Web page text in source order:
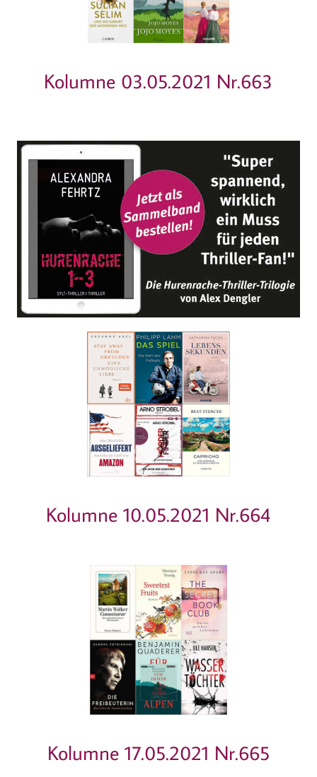
Kolumne 03.05.2021 Nr.663
Kolumne 10.05.2021 Nr.664
Kolumne 17.05.2021 Nr.665